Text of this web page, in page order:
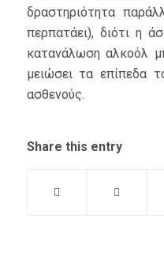
δραστηριότητα
περπατάει), διότι η
κατανάλωση αλκοόλ
μειώσει τα επίπεδα
ασθενούς.
Share this entry